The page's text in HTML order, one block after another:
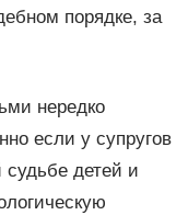
порядке, за
нередко
если у супругов
судьбе детей и